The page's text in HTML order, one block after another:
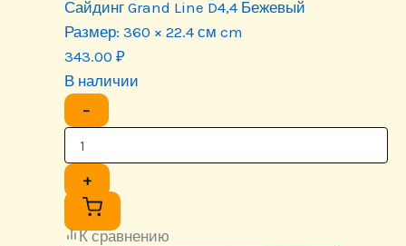
Сайдинг Grand Line D4,4 Бежевый
Размер: 360 × 22.4 см cm
343.00 ₽
В наличии
−
+
К сравнению